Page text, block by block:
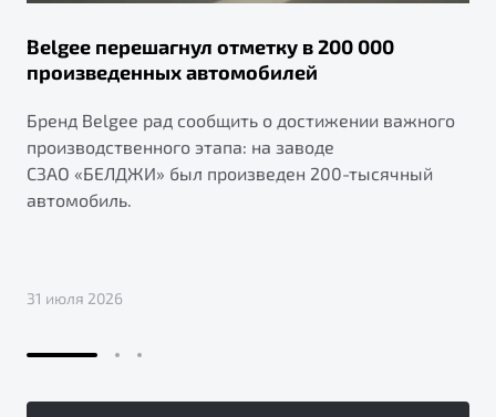
Belgee перешагнул отметку в 200 000
произведенных автомобилей
Бренд Belgee рад сообщить о достижении важного
производственного этапа: на заводе
СЗАО «БЕЛДЖИ» был произведен 200-тысячный
автомобиль.
31 июля 2026